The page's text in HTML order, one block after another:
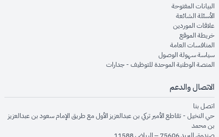
البيانات المفتوحةopens in new window
الأسئلة الشائعةopens in new window
علاقات الموردينopens in new window
خريطة الموقعopens in new window
المنافسات العامةopens in new window
سياسة سهولة الوصولopens in new window
المنصة الوطنية الموحدة للتوظيف - جداراتopens in new window
الاتصال والدعم
اتصل بنا
حي النخيل - تقاطع الأمير تركي بن عبدالعزيز الأول مع طريق الإمام سعود بن عبدالعزيز
بن محمد